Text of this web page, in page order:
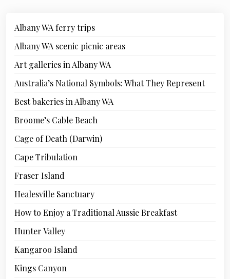
Albany WA ferry trips
Albany WA scenic picnic areas
Art galleries in Albany WA
Australia’s National Symbols: What They Represent
Best bakeries in Albany WA
Broome’s Cable Beach
Cage of Death (Darwin)
Cape Tribulation
Fraser Island
Healesville Sanctuary
How to Enjoy a Traditional Aussie Breakfast
Hunter Valley
Kangaroo Island
Kings Canyon